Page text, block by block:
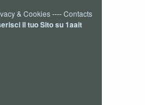
& Cookies----Contacts
il tuo Sito su 1aait